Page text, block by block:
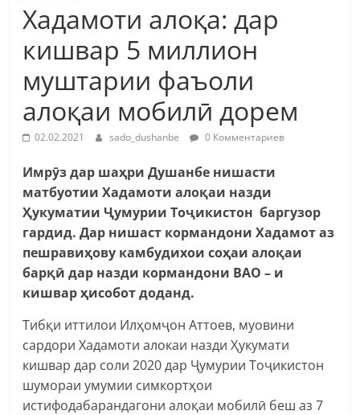
Хадамоти алоқа: дар
кишвар 5 миллион
муштарии фаъоли
алоқаи мобилӣ дорем
02.02.2021 sado_dushanbe 0 Комментариев
Имрӯз дар шаҳри Душанбе нишасти
матбуотии Хадамоти алоқаи назди
Ҳукуматии Ҷумурии Тоҷикистон баргузор
гардид.Дар нишаст кормандони Хадамот аз
пешравиҳову камбудихоисоҳаиалоқаи
барқӣ дар назди кормандони ВАО – и
кишвар ҳисобот доданд.
Тибқи иттилои Илҳомҷон Аттоев, муовини
сардори Хадамоти алокаи назди Ҳукумати
кишвар дар соли 2020 дар Ҷумурии Тоҷикистон
шумораи умумии симкортҳои
истифодабарандагони алоқаи мобилӣ беш аз 7